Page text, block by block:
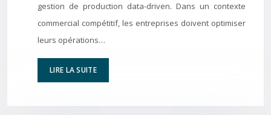
gestion de production data-driven. Dans un contexte
commercial compétitif, les entreprises doivent optimiser
leurs opérations…
LIRE LA SUITE